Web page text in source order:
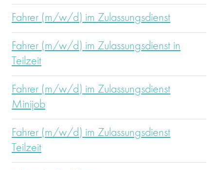
Fahrer (m/w/d) im Zulassungsdienst
Fahrer (m/w/d) im Zulassungsdienst in
Teilzeit
Fahrer (m/w/d) im Zulassungsdienst
Minijob
Fahrer (m/w/d) im Zulassungsdienst
Teilzeit